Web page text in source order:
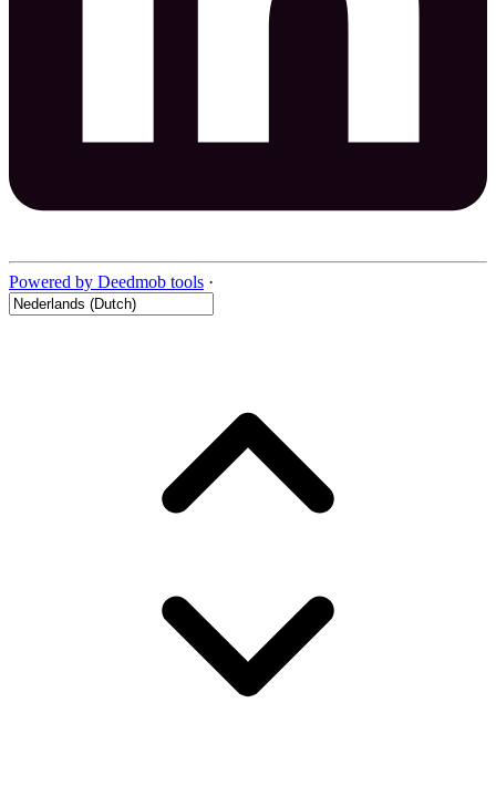
Powered by Deedmob tools ·